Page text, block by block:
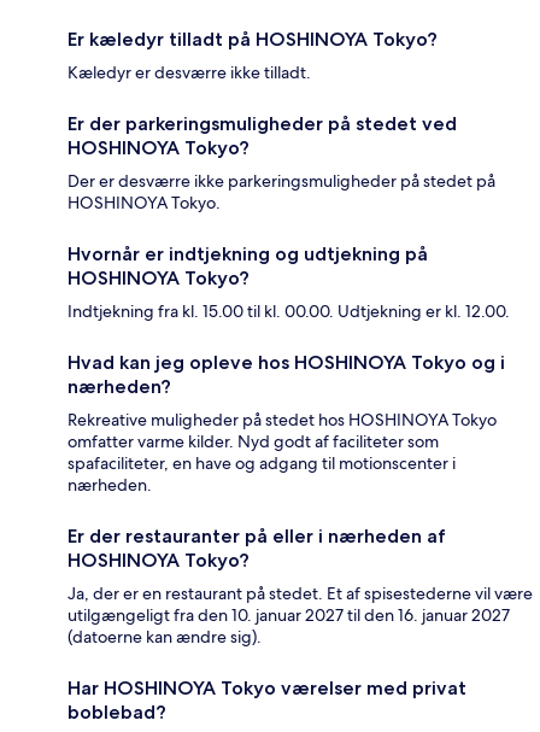
Er kæledyr tilladt på HOSHINOYA Tokyo?
Kæledyr er desværre ikke tilladt.
Er der parkeringsmuligheder på stedet ved
HOSHINOYA Tokyo?
Der er desværre ikke parkeringsmuligheder på stedet på
HOSHINOYA Tokyo.
Hvornår er indtjekning og udtjekning på
HOSHINOYA Tokyo?
Indtjekning fra kl. 15.00 til kl. 00.00. Udtjekning er kl. 12.00.
Hvad kan jeg opleve hos HOSHINOYA Tokyo og i
nærheden?
Rekreative muligheder på stedet hos HOSHINOYA Tokyo
omfatter varme kilder. Nyd godt af faciliteter som
spafaciliteter, en have og adgang til motionscenter i
nærheden.
Er der restauranter på eller i nærheden af
HOSHINOYA Tokyo?
Ja, der er en restaurant på stedet. Et af spisestederne vil være
utilgængeligt fra den 10. januar 2027 til den 16. januar 2027
(datoerne kan ændre sig).
Har HOSHINOYA Tokyo værelser med privat
boblebad?